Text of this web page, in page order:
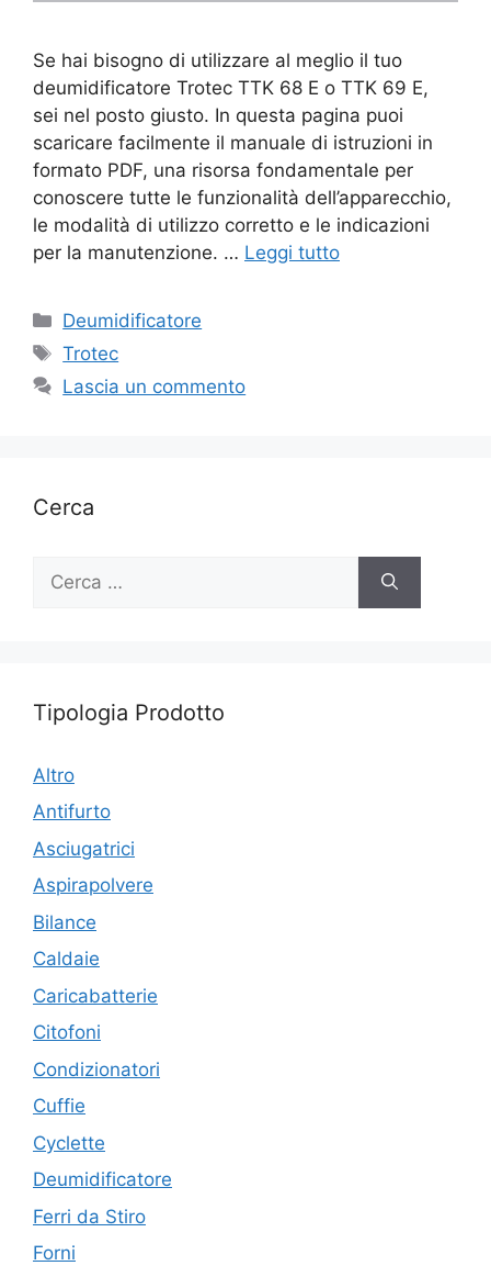
Se hai bisogno di utilizzare al meglio il tuo
deumidificatore Trotec TTK 68 E o TTK 69 E,
sei nel posto giusto. In questa pagina puoi
scaricare facilmente il manuale di istruzioni in
formato PDF, una risorsa fondamentale per
conoscere tutte le funzionalità dell’apparecchio,
le modalità di utilizzo corretto e le indicazioni
per la manutenzione. … Leggi tutto
Categorie
Deumidificatore
Tag
Trotec
Lascia un commento
Cerca
per:
Tipologia Prodotto
Altro
Antifurto
Asciugatrici
Aspirapolvere
Bilance
Caldaie
Caricabatterie
Citofoni
Condizionatori
Cuffie
Cyclette
Deumidificatore
Ferri da Stiro
Forni